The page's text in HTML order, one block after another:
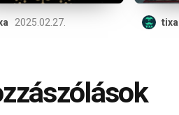
2025.02.27. tixa